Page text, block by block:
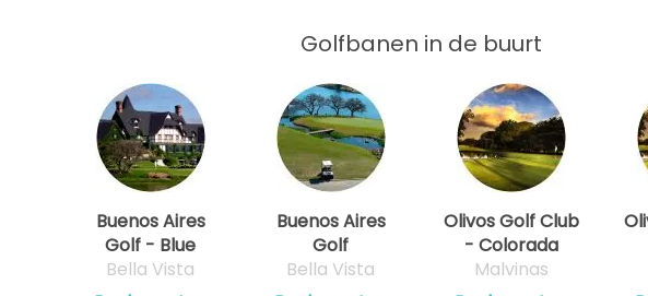
Golfbanen in de buurt
Buenos Aires
Golf - Blue
Bella Vista
Buenos Aires
Golf
Bella Vista
Olivos Golf Club
- Colorada
Malvinas